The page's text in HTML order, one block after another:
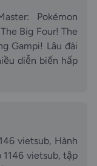
Pokémon
Big Four! The
Gampi! Lâu đài
diễn biến hấp
vietsub, Hành
vietsub, tập